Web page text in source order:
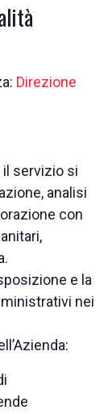
Direzione
il servizio si
analisi
con
e la
nei